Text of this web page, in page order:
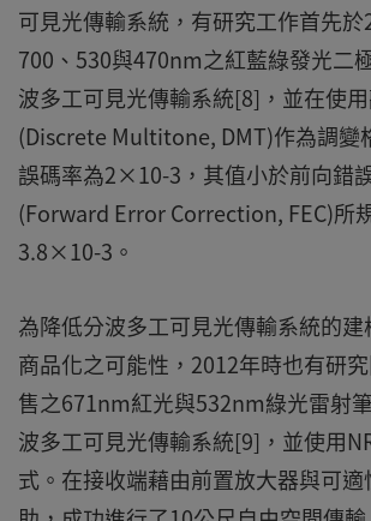
可見光傳輸系統，有研究工作首先
700、530與470nm之紅藍綠發光二
波多工可見光傳輸系統[8]，並在使
(Discrete Multitone, DMT)作為調變
誤碼率為2×10-3，其值小於前向錯
(Forward Error Correction, FEC)所
3.8×10-3。
為降低分波多工可見光傳輸系統的
商品化之可能性，2012年時也有研
售之671nm紅光與532nm綠光雷射
波多工可見光傳輸系統[9]，並使用
式。在接收端藉由前置放大器與可